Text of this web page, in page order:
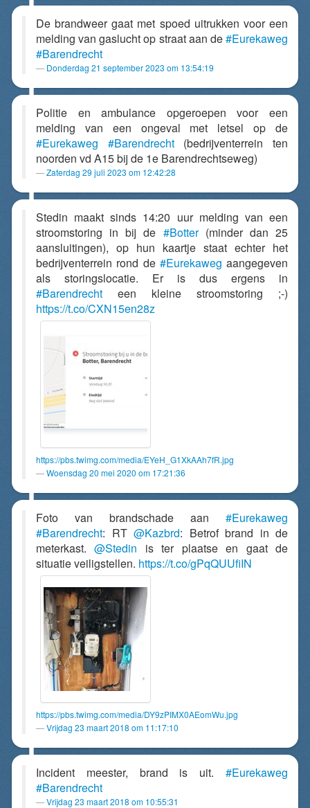
De brandweer gaat met spoed uitrukken voor een
melding van gaslucht op straat aan de#Eurekaweg
#Barendrecht
Donderdag 21 september 2023 om 13:54:19
Politie en ambulance opgeroepen voor een
melding van een ongeval met letsel op de
#Eurekaweg
#Barendrecht(bedrijventerrein ten
noorden vd A15 bij de 1e Barendrechtseweg)
Zaterdag 29 juli 2023 om 12:42:28
Stedin maakt sinds 14:20 uur melding van een
stroomstoring in bij de #Botter(minder dan 25
aansluitingen), op hun kaartje staat echter het
bedrijventerrein rond de #Eurekaweg aangegeven
als storingslocatie. Er is dus ergens in
#Barendrecht een kleine stroomstoring ;-)
https://t.co/CXN15en28z
https://pbs.twimg.com/media/EYeH_G1XkAAh7fR.jpg
Woensdag 20 mei 2020 om 17:21:36
Foto van brandschade aan #Eurekaweg
#Barendrecht: RT @Kazbrd: Betrof brand in de
meterkast.@Stedin is ter plaatse en gaat de
situatie veiligstellen. https://t.co/gPqQUUfiIN
https://pbs.twimg.com/media/DY9zPIMX0AEomWu.jpg
Vrijdag 23 maart 2018 om 11:17:10
Incident meester, brand is uit. #Eurekaweg
#Barendrecht
Vrijdag 23 maart 2018 om 10:55:31